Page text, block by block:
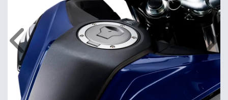
Anterior